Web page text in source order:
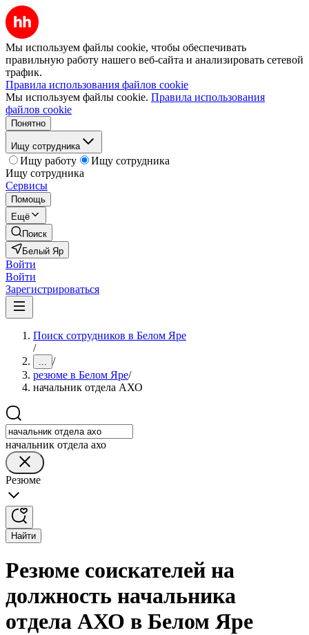
Мы используем файлы cookie, чтобы обеспечивать
правильную работу нашего веб-сайта и анализировать сетевой
трафик.
Правила использования файлов cookie
Мы используем файлы cookie. Правила использования
файлов cookie
Понятно
Ищу сотрудника
Ищу работу
Ищу сотрудника
Ищу сотрудника
Сервисы
Помощь
Ещё
Поиск
Белый Яр
Войти
Войти
Зарегистрироваться
Поиск сотрудников в Белом Яре
/
... /
резюме в Белом Яре/
начальник отдела АХО
начальник отдела ахо
Резюме
Найти
Резюме соискателей на
должность начальника
отдела АХО в Белом Яре